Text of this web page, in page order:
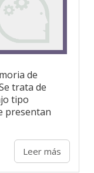
de
trata de
tipo
presentan
Leer más